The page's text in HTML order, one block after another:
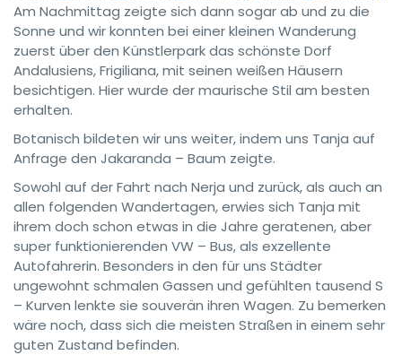
Am Nachmittag zeigte sich dann sogar ab und zu die
Sonne und wir konnten bei einer kleinen Wanderung
zuerst über den Künstlerpark das schönste Dorf
Andalusiens, Frigiliana, mit seinen weißen Häusern
besichtigen. Hier wurde der maurische Stil am besten
erhalten.
Botanisch bildeten wir uns weiter, indem uns Tanja auf
Anfrage den Jakaranda – Baum zeigte.
Sowohl auf der Fahrt nach Nerja und zurück, als auch an
allen folgenden Wandertagen, erwies sich Tanja mit
ihrem doch schon etwas in die Jahre geratenen, aber
super funktionierenden VW – Bus, als exzellente
Autofahrerin. Besonders in den für uns Städter
ungewohnt schmalen Gassen und gefühlten tausend S
– Kurven lenkte sie souverän ihren Wagen. Zu bemerken
wäre noch, dass sich die meisten Straßen in einem sehr
guten Zustand befinden.